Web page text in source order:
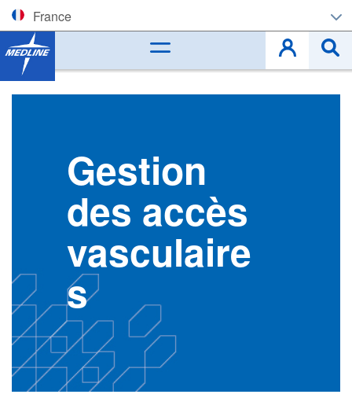
France
Corporate (EN)
België (NL)
Czech
Deutschland
France
Ireland
Italia
Nederland
Gestion
des accès
vasculaire
s